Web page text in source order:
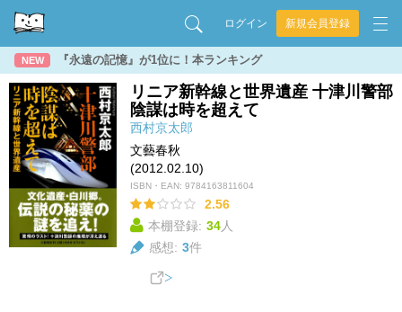
ログイン 新規会員登録
NEW 『永遠の記憶』が1位に！本ランキング
リニア新幹線と世界遺産 十津川警部
陰謀は時を超えて
西村京太郎
文藝春秋
(2012.02.10)
ISBN・EAN: 9784163811604
2.56
本棚登録: 34人
感想: 3件